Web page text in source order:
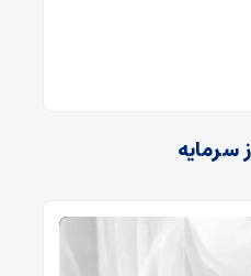
سرمایه